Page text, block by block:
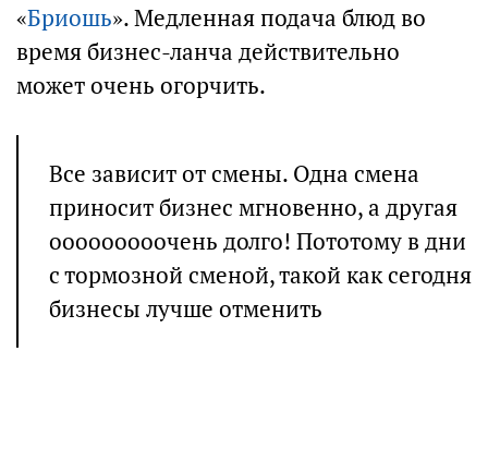
«Бриошь». Медленная подача блюд во
время бизнес-ланча действительно
может очень огорчить.
Все зависит от смены. Одна смена
приносит бизнес мгновенно, а другая
ооооооооочень долго! Пототому в дни
с тормозной сменой, такой как сегодня
бизнесы лучше отменить